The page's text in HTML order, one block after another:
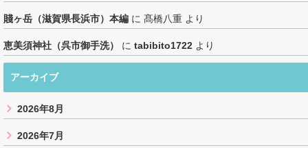
賤ヶ岳（滋賀県長浜市）本編 に 髙橋八重 より
恵美須神社（呉市御手洗） に tabibito1722 より
アーカイブ
2026年8月
2026年7月